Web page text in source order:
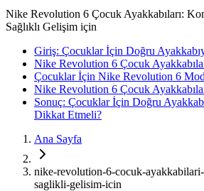
Nike Revolution 6 Çocuk Ayakkabıları:
Sağlıklı Gelişim için
Giriş: Çocuklar İçin Doğru
Nike Revolution 6 Çocuk
Çocuklar İçin Nike Revolution 6
Nike Revolution 6 Çocuk
Sonuç: Çocuklar İçin Doğru
Dikkat Etmeli?
Ana Sayfa
nike-revolution-6-cocuk-
saglikli-gelisim-icin